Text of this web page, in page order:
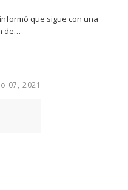
que sigue con una
de…
07, 2021